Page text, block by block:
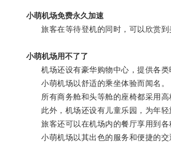
小萌机场免费永久加速
旅客在等待登机的同时，可以欣赏到
小萌机场用不了了
机场还设有豪华购物中心，提供各类
小萌机场以舒适的乘坐体验而闻名。
所有商务舱和头等舱的座椅都采用高
此外，机场还设有儿童乐园，为年轻
旅客还可以在机场内的餐厅享用到各
小萌机场以其出色的服务和便捷的交